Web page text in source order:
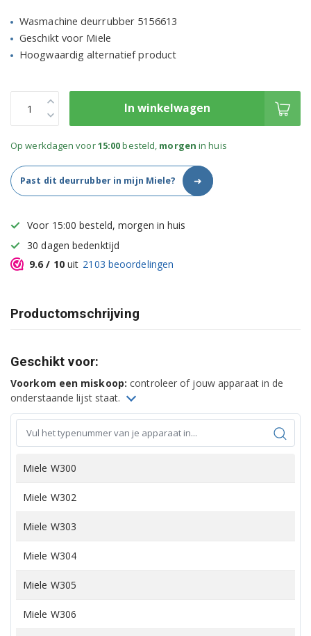
Wasmachine deurrubber 5156613
Geschikt voor Miele
Hoogwaardig alternatief product
In winkelwagen
Op werkdagen voor15:00besteld, morgen in huis
Past dit deurrubber in mijn Miele? ➜
Voor 15:00 besteld, morgen in huis
30 dagen bedenktijd
9.6 / 10uit 2103 beoordelingen
Productomschrijving
Geschikt voor:
Voorkom een miskoop: controleer of jouw apparaat in de
onderstaande lijst staat.
Miele W300
Miele W302
Miele W303
Miele W304
Miele W305
Miele W306